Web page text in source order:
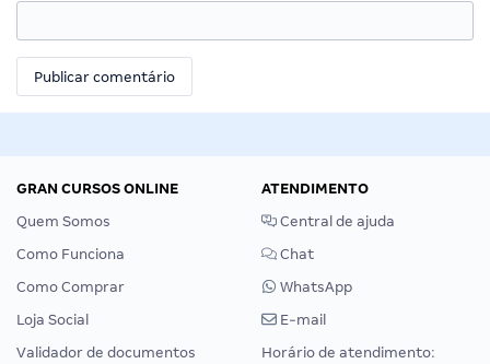
GRAN CURSOS ONLINE
Quem Somos
Como Funciona
Como Comprar
Loja Social
Validador de documentos
ATENDIMENTO
Central de ajuda
Chat
WhatsApp
E-mail
Horário de atendimento: